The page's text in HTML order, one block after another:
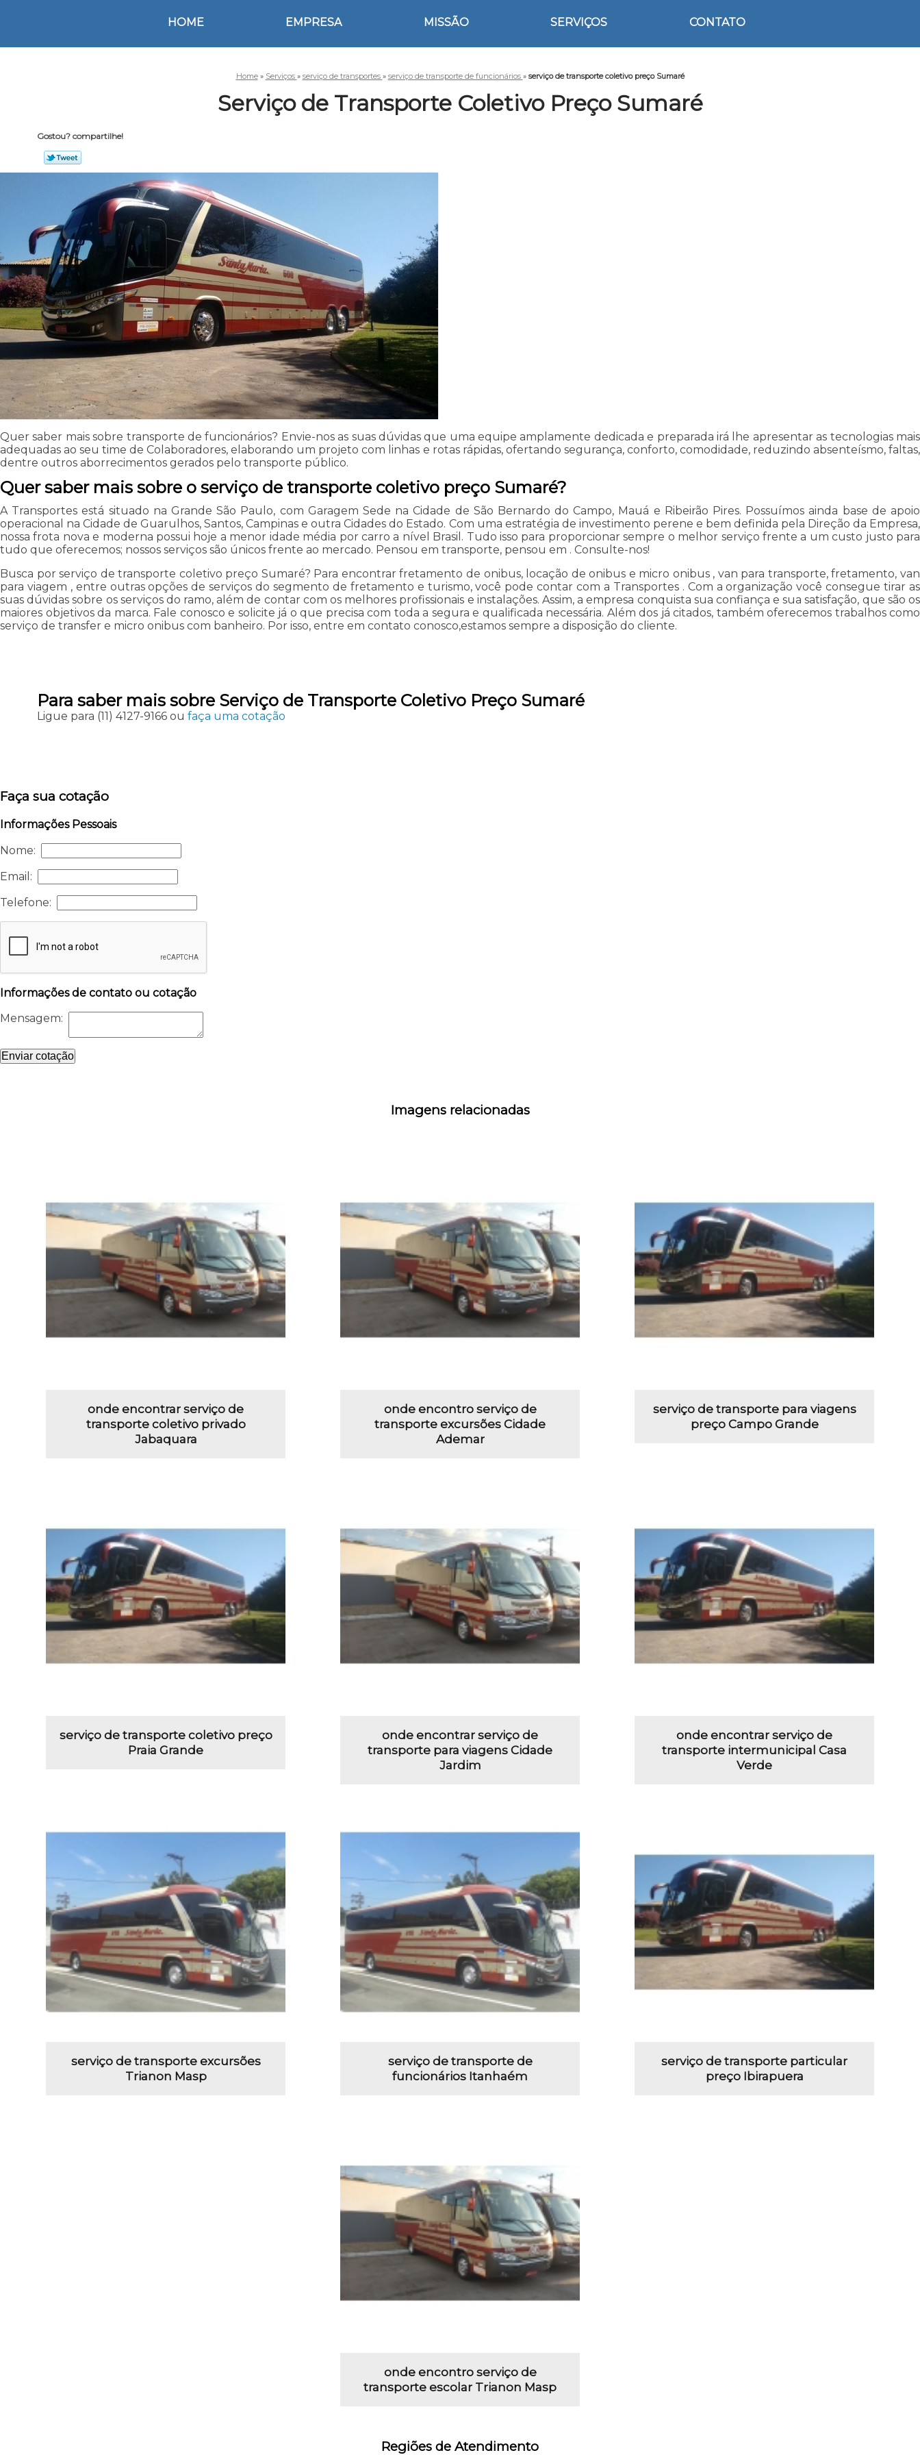
HOME EMPRESA MISSÃO SERVIÇOS CONTATO
Home » Serviços » serviço de transportes » serviço de transporte de funcionários » serviço de transporte coletivo preço Sumaré
Serviço de Transporte Coletivo Preço Sumaré
Gostou? compartilhe!
Quer saber mais sobre transporte de funcionários? Envie-nos as suas dúvidas que uma equipe amplamente dedicada e preparada irá lhe apresentar as tecnologias mais
adequadas ao seu time de Colaboradores, elaborando um projeto com linhas e rotas rápidas, ofertando segurança, conforto, comodidade, reduzindo absenteísmo, faltas,
dentre outros aborrecimentos gerados pelo transporte público.
Quer saber mais sobre o serviço de transporte coletivo preço Sumaré?
A Transportes está situado na Grande São Paulo, com Garagem Sede na Cidade de São Bernardo do Campo, Mauá e Ribeirão Pires. Possuímos ainda base de apoio
operacional na Cidade de Guarulhos, Santos, Campinas e outra Cidades do Estado. Com uma estratégia de investimento perene e bem definida pela Direção da Empresa,
nossa frota nova e moderna possui hoje a menor idade média por carro a nível Brasil. Tudo isso para proporcionar sempre o melhor serviço frente a um custo justo para
tudo que oferecemos; nossos serviços são únicos frente ao mercado. Pensou em transporte, pensou em . Consulte-nos!
Busca por serviço de transporte coletivo preço Sumaré? Para encontrar fretamento de onibus, locação de onibus e micro onibus , van para transporte, fretamento, van
para viagem , entre outras opções de serviços do segmento de fretamento e turismo, você pode contar com a Transportes . Com a organização você consegue tirar as
suas dúvidas sobre os serviços do ramo, além de contar com os melhores profissionais e instalações. Assim, a empresa conquista sua confiança e sua satisfação, que são os
maiores objetivos da marca. Fale conosco e solicite já o que precisa com toda a segura e qualificada necessária. Além dos já citados, também oferecemos trabalhos como
serviço de transfer e micro onibus com banheiro. Por isso, entre em contato conosco,estamos sempre a disposição do cliente.
Para saber mais sobre Serviço de Transporte Coletivo Preço Sumaré
Ligue para (11) 4127-9166ou faça uma cotação
Faça sua cotação
Informações Pessoais
Nome:
Email:
Telefone:
Informações de contato ou cotação
Mensagem:
Enviar cotação
Imagens relacionadas
onde encontrar serviço de
transporte coletivo privado
Jabaquara
onde encontro serviço de
transporte excursões Cidade
Ademar
serviço de transporte para viagens
preço Campo Grande
serviço de transporte coletivo preço
Praia Grande
onde encontrar serviço de
transporte para viagens Cidade
Jardim
onde encontrar serviço de
transporte intermunicipal Casa
Verde
serviço de transporte excursões
Trianon Masp
serviço de transporte de
funcionários Itanhaém
serviço de transporte particular
preço Ibirapuera
onde encontro serviço de
transporte escolar Trianon Masp
Regiões de Atendimento